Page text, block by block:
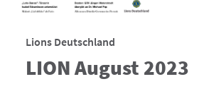
Lions Deutschland
LION August 2023